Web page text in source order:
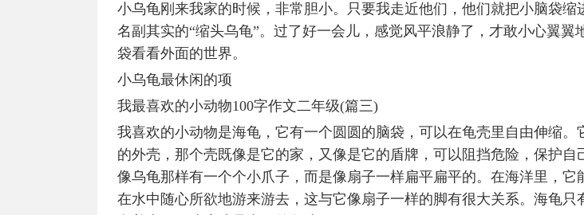
小乌龟刚来我家的时候，非常胆小。只要我走近他们，他们就把小脑袋缩
名副其实的“缩头乌龟”。过了好一会儿，感觉风平浪静了，才敢小心翼翼
袋看看外面的世界。
小乌龟最休闲的项
我最喜欢的小动物100字作文二年级(篇三)
我喜欢的小动物是海龟，它有一个圆圆的脑袋，可以在龟壳里自由伸缩。
的外壳，那个壳既像是它的家，又像是它的盾牌，可以阻挡危险，保护自
像乌龟那样有一个个小爪子，而是像扇子一样扁平扁平的。在海洋里，它
在水中随心所欲地游来游去，这与它像扇子一样的脚有很大关系。海龟只